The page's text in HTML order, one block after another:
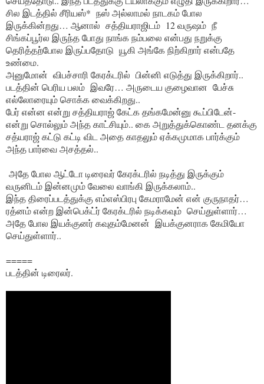
சில இடத்தில் சீரியஸ்* நஸ் அல்லாமல் நாடகம் போல
இருக்கின்றது… ஆனால் சத்தியராஜிடம் 12 வருஷம் நீ
சிங்கப்பூர்ல இருந்த போது நாங்க நம்பலை என்பது நறுக்கு
தெரித்தற்போல இருப்பதோடு யூகி அங்கே நிற்கிறார் என்பதே
உண்மை.
அனுமோன் விபச்சாரி கேரக்டரில் பின்னி எடுத்து இருக்கிறார்..
படத்தின் பெரிய பலம் இவரே… அருடைய குழைவான பேச்சு
எல்லோரையும் சொக்க வைக்கிறது..
பேர் என்ன என்று சத்தியராஜ் கேட்க தங்கமேன்னு கூப்பிடேன்-
என்று சொல்லும் அந்த காட்சியும்.. கை அறுத்துக்கொண்ட தனக்கு
சத்யராஜ் கட்டு கட்டி விட அதை காதலும் ஏக்கமுமாக பார்க்கும்
அந்த பார்வை அசத்தல்..
அதே போல ஆட்டோ டிரைவர் கேரக்டரில் நடித்து இருக்கும்
வருனிடம் இன்னமும் வேலை வாங்கி இருக்கலாம்..
இந்த திரைப்படத்துக்கு எம்எஸ்பிரபு கேமராமேன் என் குருநாதர்…
ரத்னம் என்ற இன்பெக்ட்ர் கேரக்டரில் நடிக்கவும் செய்துள்ளார்…
அதே போல இயக்குனர் கவுதம்மேனன் இயக்குனராக கேமியோ
செய்துள்ளார்..
=====
படத்தின் டிரைலர்.